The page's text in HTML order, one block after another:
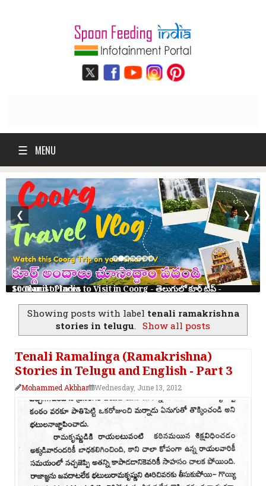
☰ MENU
10 Tourist Places to Visit in Coorg - తెలుగులో కూర్గ్ ట్రిప్ - Scotland of India
❮ ❯
Showing posts with label tenali ramakrishna
stories in telugu. Show all posts
Tenali Ramalinga (Ramakrishna)
Stories in Telugu and English - Part 3
Mohammed Akbhar Wednesday, June 13, 2012